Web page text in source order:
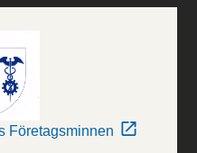
Företagsminnen